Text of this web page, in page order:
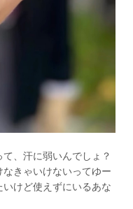
、汗に弱いんでしょ？
きゃいけないってゆー
けど使えずにいるあな